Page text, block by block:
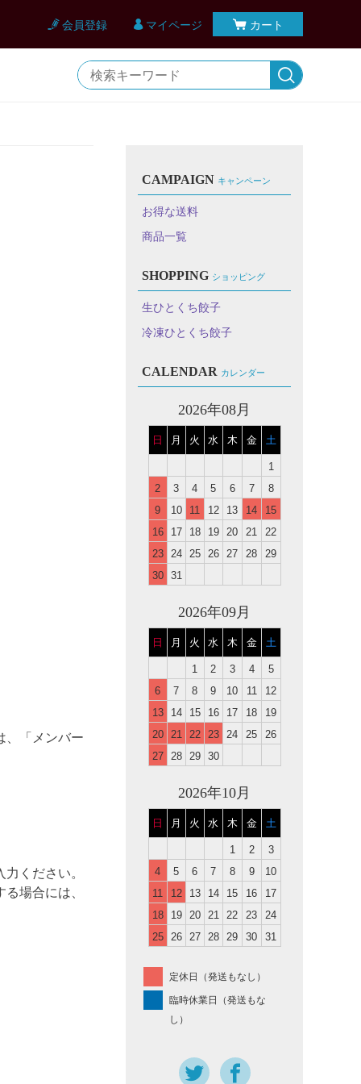
会員登録 マイページ カート
、「メンバー
ください。
場合には、
CAMPAIGN キャンペーン
お得な送料
商品一覧
SHOPPING ショッピング
生ひとくち餃子
冷凍ひとくち餃子
CALENDAR カレンダー
2026年08月
日 月 火 水 木 金 土
1
2
3 4 5 6 7
8
9
10 11 12 13 14
15
16
17 18 19 20 21
22
23
24 25 26 27 28
29
30
31
2026年09月
日 月 火 水 木 金 土
1 2 3 4
5
6
7 8 9 10 11
12
13
14 15 16 17 18
19
20
21 22 23 24 25
26
27
28 29 30
2026年10月
日 月 火 水 木 金 土
1 2
3
4
5 6 7 8 9
10
11
12 13 14 15 16
17
18
19 20 21 22 23
24
25
26 27 28 29 30 31
定休日（発送もなし）
臨時休業日（発送もな
し）